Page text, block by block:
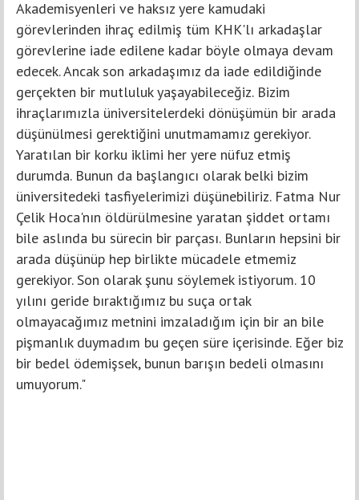
Akademisyenleri ve haksız yere kamudaki
görevlerinden ihraç edilmiş tüm KHK'lı arkadaşlar
görevlerine iade edilene kadar böyle olmaya devam
edecek. Ancak son arkadaşımız da iade edildiğinde
gerçekten bir mutluluk yaşayabileceğiz. Bizim
ihraçlarımızla üniversitelerdeki dönüşümün bir arada
düşünülmesi gerektiğini unutmamamız gerekiyor.
Yaratılan bir korku iklimi her yere nüfuz etmiş
durumda. Bunun da başlangıcı olarak belki bizim
üniversitedeki tasfiyelerimizi düşünebiliriz. Fatma Nur
Çelik Hoca'nın öldürülmesine yaratan şiddet ortamı
bile aslında bu sürecin bir parçası. Bunların hepsini bir
arada düşünüp hep birlikte mücadele etmemiz
gerekiyor. Son olarak şunu söylemek istiyorum. 10
yılını geride bıraktığımız bu suça ortak
olmayacağımız metnini imzaladığım için bir an bile
pişmanlık duymadım bu geçen süre içerisinde. Eğer biz
bir bedel ödemişsek, bunun barışın bedeli olmasını
umuyorum."